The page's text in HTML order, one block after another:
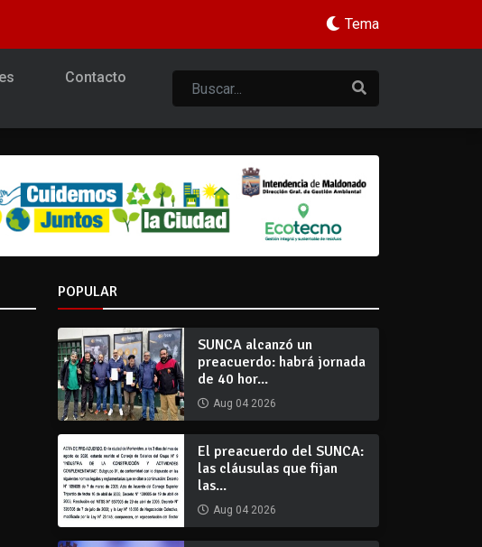
Tema
Contacto
POPULAR
SUNCA alcanzó un
preacuerdo: habrá jornada
de 40 hor...
Aug 04 2026
El preacuerdo del SUNCA:
las cláusulas que fijan
las...
Aug 04 2026